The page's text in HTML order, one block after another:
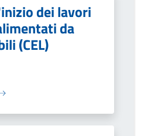
dei lavori
da
(CEL)